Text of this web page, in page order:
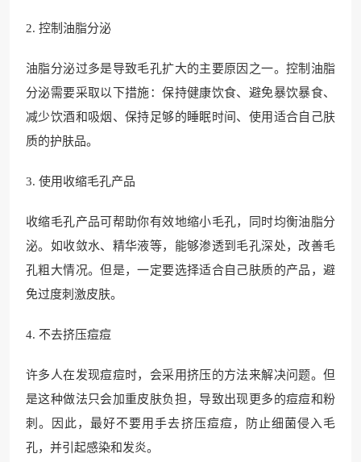
2. 控制油脂分泌
油脂分泌过多是导致毛孔扩大的主要原因之一。控制油脂
分泌需要采取以下措施：保持健康饮食、避免暴饮暴食、
减少饮酒和吸烟、保持足够的睡眠时间、使用适合自己肤
质的护肤品。
3. 使用收缩毛孔产品
收缩毛孔产品可帮助你有效地缩小毛孔，同时均衡油脂分
泌。如收敛水、精华液等，能够渗透到毛孔深处，改善毛
孔粗大情况。但是，一定要选择适合自己肤质的产品，避
免过度刺激皮肤。
4. 不去挤压痘痘
许多人在发现痘痘时，会采用挤压的方法来解决问题。但
是这种做法只会加重皮肤负担，导致出现更多的痘痘和粉
刺。因此，最好不要用手去挤压痘痘，防止细菌侵入毛
孔，并引起感染和发炎。